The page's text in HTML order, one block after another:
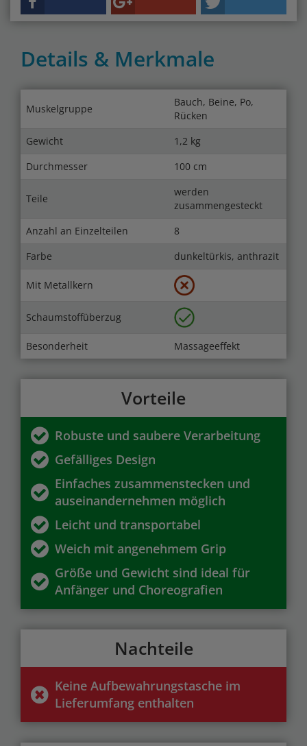
Details & Merkmale
Muskelgruppe
Bauch, Beine, Po,
Rücken
Gewicht
1,2 kg
Durchmesser
100 cm
Teile
werden
zusammengesteckt
Anzahl an Einzelteilen
8
Farbe
dunkeltürkis, anthrazit
Mit Metallkern
Schaumstoffüberzug
Besonderheit Massageeffekt
Vorteile
Robuste und saubere Verarbeitung
Gefälliges Design
Einfaches zusammenstecken und
auseinandernehmen möglich
Leicht und transportabel
Weich mit angenehmem Grip
Größe und Gewicht sind ideal für
Anfänger und Choreografien
Nachteile
Keine Aufbewahrungstasche im
Lieferumfang enthalten